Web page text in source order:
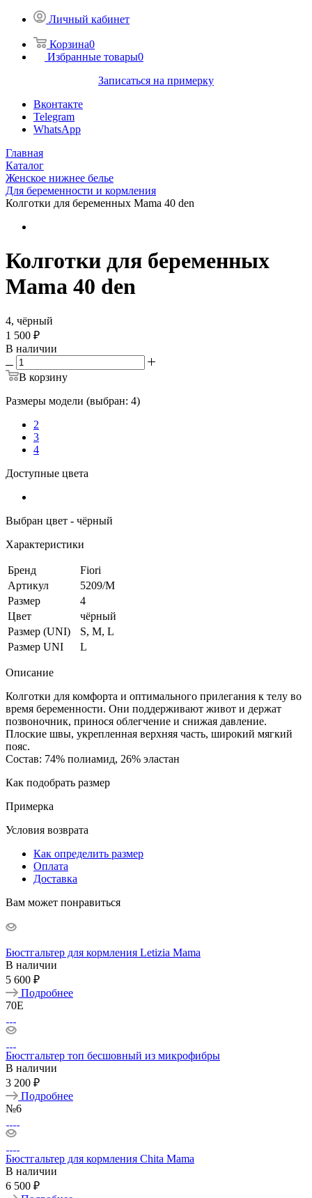
Личный кабинет
Корзина0
Избранные товары0
Записаться на примерку
Вконтакте
Telegram
WhatsApp
Главная
Каталог
Женское нижнее белье
Для беременности и кормления
Колготки для беременных Mama 40 den
Колготки для беременных
Mama 40 den
4, чёрный
1 500 ₽
В наличии
В корзину
Размеры модели (выбран: 4)
2
3
4
Доступные цвета
Выбран цвет - чёрный
Характеристики
Бренд
Fiori
Артикул
5209/M
Размер
4
Цвет
чёрный
Размер (UNI)
S, M, L
Размер UNI
L
Описание
Колготки для комфорта и оптимального прилегания к телу во
время беременности. Они поддерживают живот и держат
позвоночник, принося облегчение и снижая давление.
Плоские швы, укрепленная верхняя часть, широкий мягкий
пояс.
Состав: 74% полиамид, 26% эластан
Как подобрать размер
Примерка
Условия возврата
Как определить размер
Оплата
Доставка
Вам может понравиться
Бюстгальтер для кормления Letizia Mama
В наличии
5 600 ₽
Подробнее
70E
Бюстгальтер топ бесшовный из микрофибры
В наличии
3 200 ₽
Подробнее
№6
Бюстгальтер для кормления Chita Mama
В наличии
6 500 ₽